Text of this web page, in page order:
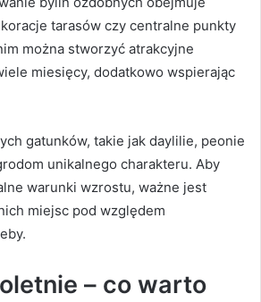
tarasów czy centralne punkty
można stworzyć atrakcyjne
miesięcy, dodatkowo wspierając
gatunków, takie jak daylilie, peonie
unikalnego charakteru. Aby
warunki wzrostu, ważne jest
miejsc pod względem
– co warto